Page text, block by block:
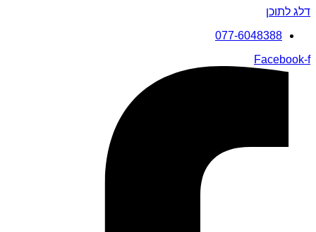
דלג לתוכן
077-6048388
Facebook-f